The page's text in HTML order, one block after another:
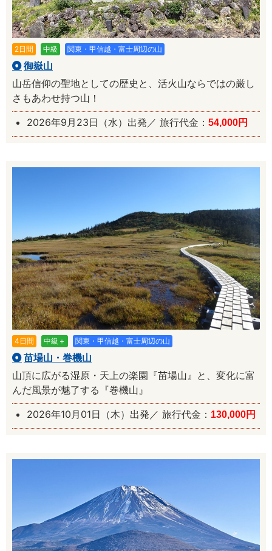
2日間 中級 関東・甲信越・富士周辺の山
御嶽山
山岳信仰の聖地としての歴史と、活火山ならではの厳し
さもあわせ持つ山！
2026年9月23日（水）出発／ 旅行代金： 54,000円
4日間 中級＋ 関東・甲信越・富士周辺の山
苗場山・巻機山
山頂に広がる湿原・天上の楽園『苗場山』と、変化に富
んだ風景が魅了する『巻機山』
2026年10月01日（木）出発／ 旅行代金： 130,000円